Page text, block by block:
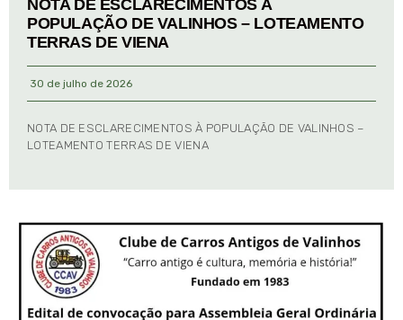
NOTA DE ESCLARECIMENTOS À
POPULAÇÃO DE VALINHOS – LOTEAMENTO
TERRAS DE VIENA
30 de julho de 2026
NOTA DE ESCLARECIMENTOS À POPULAÇÃO DE VALINHOS –
LOTEAMENTO TERRAS DE VIENA